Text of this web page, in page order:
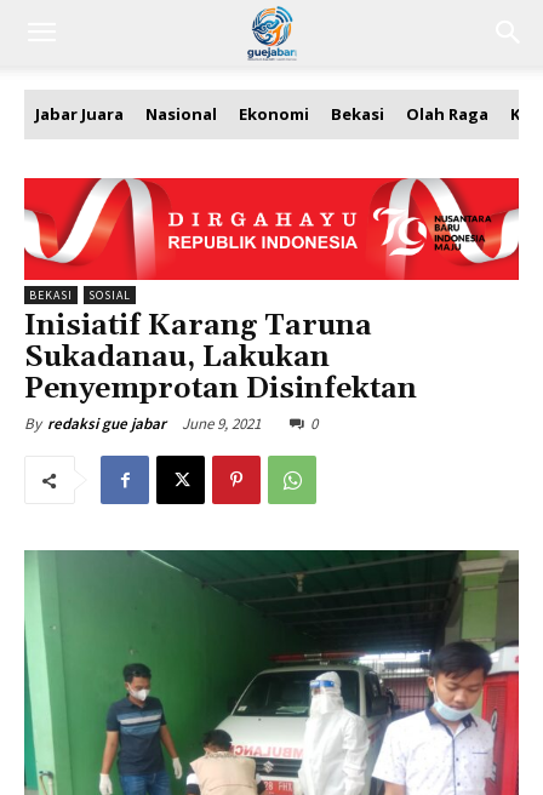
Jabar Juara Nasional Ekonomi Bekasi Olah Raga
BEKASI SOSIAL
Inisiatif Karang Taruna
Sukadanau, Lakukan
Penyemprotan Disinfektan
By redaksi gue jabar June 9, 2021 0